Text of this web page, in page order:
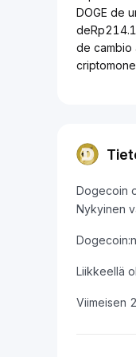
DOGE de
de cambio
Dogecoin
Nykyinen
Liikkeellä
Viimeisen